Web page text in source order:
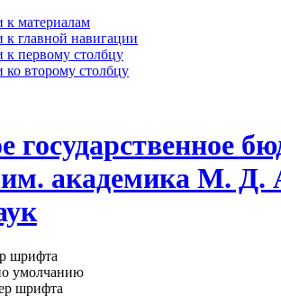
к материалам
к главной навигации
к первому столбцу
ко второму столбцу
государственное
академика М. Д.